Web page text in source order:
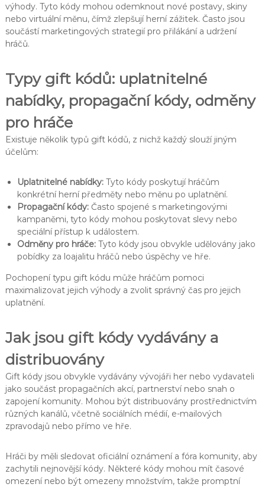
výhody. Tyto kódy mohou odemknout nové postavy, skiny
nebo virtuální měnu, čímž zlepšují herní zážitek. Často jsou
součástí marketingových strategií pro přilákání a udržení
hráčů.
Typy gift kódů: uplatnitelné
nabídky, propagační kódy, odměny
pro hráče
Existuje několik typů gift kódů, z nichž každý slouží jiným
účelům:
Uplatnitelné nabídky:Tyto kódy poskytují hráčům
konkrétní herní předměty nebo měnu po uplatnění.
Propagační kódy:Často spojené s marketingovými
kampaněmi, tyto kódy mohou poskytovat slevy nebo
speciální přístup k událostem.
Odměny pro hráče:Tyto kódy jsou obvykle udělovány jako
pobídky za loajalitu hráčů nebo úspěchy ve hře.
Pochopení typu gift kódu může hráčům pomoci
maximalizovat jejich výhody a zvolit správný čas pro jejich
uplatnění.
Jak jsou gift kódy vydávány a
distribuovány
Gift kódy jsou obvykle vydávány vývojáři her nebo vydavateli
jako součást propagačních akcí, partnerství nebo snah o
zapojení komunity. Mohou být distribuovány prostřednictvím
různých kanálů, včetně sociálních médií, e-mailových
zpravodajů nebo přímo ve hře.
Hráči by měli sledovat oficiální oznámení a fóra komunity, aby
zachytili nejnovější kódy. Některé kódy mohou mít časové
omezení nebo být omezeny množstvím, takže promptní